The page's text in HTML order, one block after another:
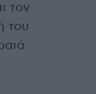
τον
του